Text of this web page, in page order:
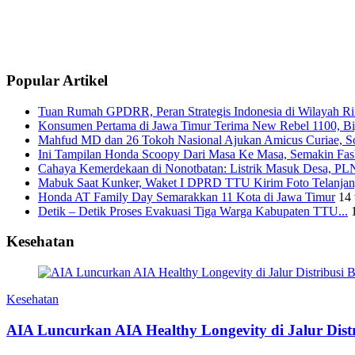
Popular Artikel
Tuan Rumah GPDRR, Peran Strategis Indonesia di Wilayah
Konsumen Pertama di Jawa Timur Terima New Rebel 1100,
Mahfud MD dan 26 Tokoh Nasional Ajukan Amicus Curiae,
Ini Tampilan Honda Scoopy Dari Masa Ke Masa, Semakin
Cahaya Kemerdekaan di Nonotbatan: Listrik Masuk Desa,
Mabuk Saat Kunker, Waket I DPRD TTU Kirim Foto
Honda AT Family Day Semarakkan 11 Kota di Jawa Timur 14
Detik – Detik Proses Evakuasi Tiga Warga Kabupaten TTU...
Kesehatan
Kesehatan
AIA Luncurkan AIA Healthy Longevity di Jalur